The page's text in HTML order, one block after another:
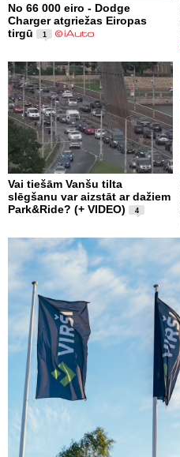
No 66 000 eiro - Dodge
Charger atgriežas Eiropas
tirgū
1
Vai tiešām Vanšu tilta
slēgšanu var aizstāt ar dažiem
Park&Ride? (+ VIDEO)
4